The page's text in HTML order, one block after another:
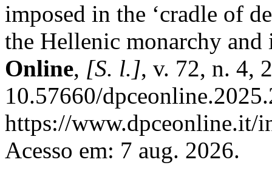
imposed in the ‘cradle of
the Hellenic monarchy
Online, [S. l.], v. 72, n. 4,
10.57660/
https://www.dpceonline.it/
Acesso em: 7 aug. 2026.